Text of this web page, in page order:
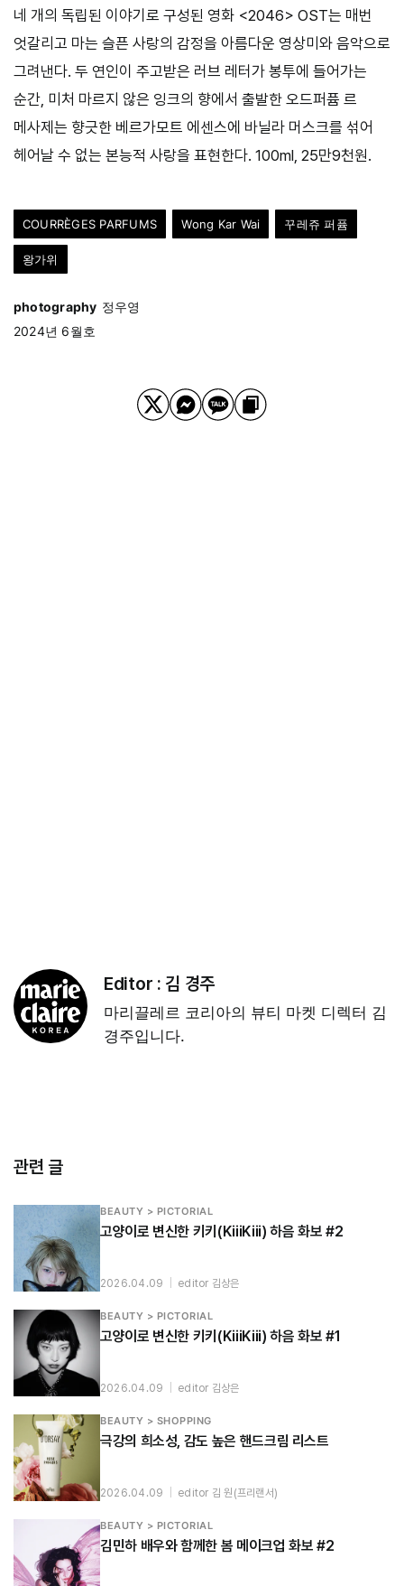
네 개의 독립된 이야기로 구성된 영화 <2046> OST는 매번
엇갈리고 마는 슬픈 사랑의 감정을 아름다운 영상미와 음악으로
그려낸다. 두 연인이 주고받은 러브 레터가 봉투에 들어가는
순간, 미처 마르지 않은 잉크의 향에서 출발한 오드퍼퓸 르
메사제는 향긋한 베르가모트 에센스에 바닐라 머스크를 섞어
헤어날 수 없는 본능적 사랑을 표현한다. 100ml, 25만9천원.
COURRÈGES PARFUMS Wong Kar Wai 꾸레쥬 퍼퓸
왕가위
photography 정우영
2024년 6월호
Editor : 김 경주
마리끌레르 코리아의 뷰티 마켓 디렉터 김
경주입니다.
관련 글
BEAUTY > PICTORIAL
고양이로 변신한 키키(KiiiKiii) 하음 화보 #2
2026.04.09 editor 김상은
BEAUTY > PICTORIAL
고양이로 변신한 키키(KiiiKiii) 하음 화보 #1
2026.04.09 editor 김상은
BEAUTY > SHOPPING
극강의 희소성, 감도 높은 핸드크림 리스트
2026.04.09 editor 김 원(프리랜서)
BEAUTY > PICTORIAL
김민하 배우와 함께한 봄 메이크업 화보 #2